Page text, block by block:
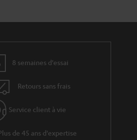
8 semaines d'essai
Retours sans frais
Service client à vie
de 45 ans d'expertise